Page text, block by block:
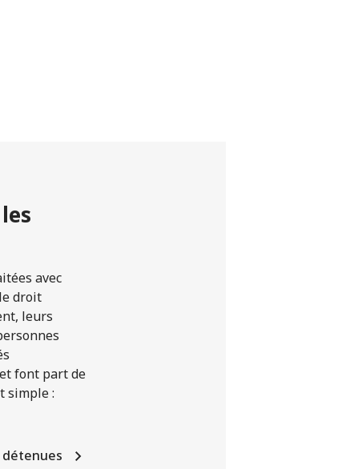
avec
droit
leurs
font part de
simple :
détenues